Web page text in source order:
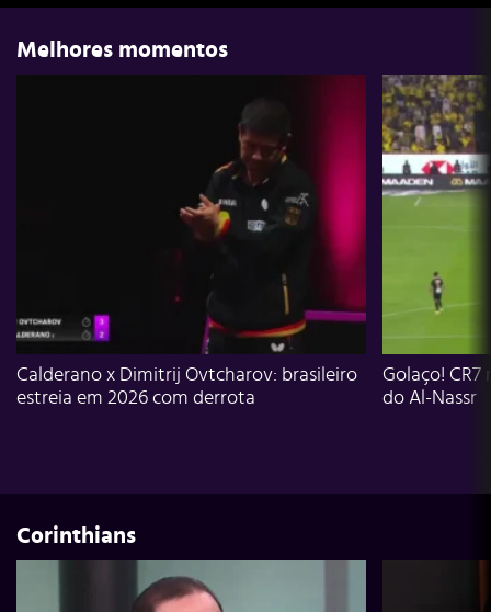
Melhores momentos
Calderano x Dimitrij Ovtcharov: brasileiro
estreia em 2026 com derrota
Golaço!
do Al-Nassr
Corinthians